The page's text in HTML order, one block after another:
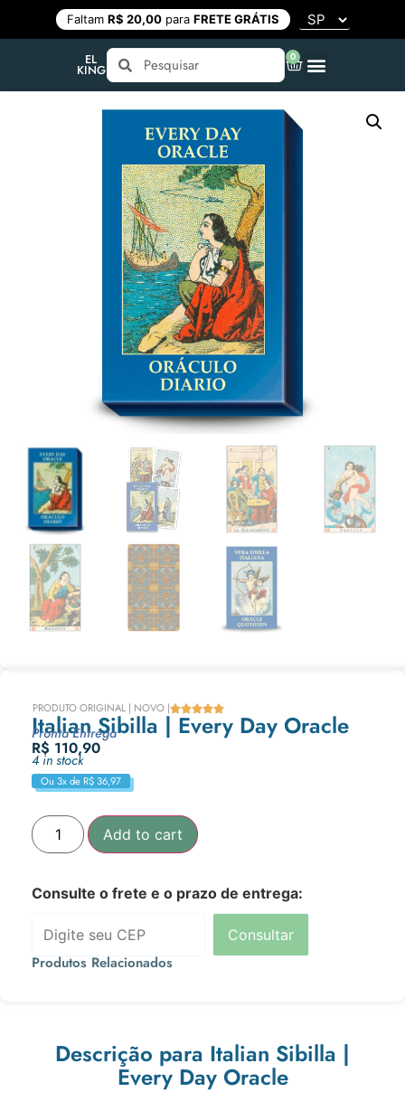
Faltam R$ 20,00para FRETE GRÁTIS
EL
KING
0
PRODUTO ORIGINAL | NOVO |
Italian Sibilla | Every Day Oracle
Pronta Entrega
R$ 110,90
4 in stock
Ou 3x de R$36,97
Add to cart
Consulte o frete e o prazo de entrega:
Consultar
Produtos Relacionados
Descrição para Italian Sibilla |
Every Day Oracle